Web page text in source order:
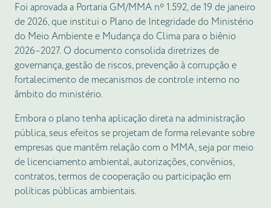
Foi aprovada a Portaria GM/MMA nº 1.592, de 19 de janeiro
de 2026, que institui o Plano de Integridade do Ministério
do Meio Ambiente e Mudança do Clima para o biênio
2026–2027. O documento consolida diretrizes de
governança, gestão de riscos, prevenção à corrupção e
fortalecimento de mecanismos de controle interno no
âmbito do ministério.
Embora o plano tenha aplicação direta na administração
pública, seus efeitos se projetam de forma relevante sobre
empresas que mantêm relação com o MMA, seja por meio
de licenciamento ambiental, autorizações, convênios,
contratos, termos de cooperação ou participação em
políticas públicas ambientais.